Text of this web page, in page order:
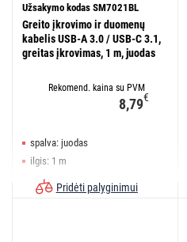
Užsakymo kodas SM7021BL
Greito įkrovimo ir duomenų
kabelis USB-A 3.0 / USB-C 3.1,
greitas įkrovimas, 1 m, juodas
Rekomend. kaina su PVM
8,79€
spalva: juodas
ilgis: 1 m
jungtys: A kištukas – C kištukas
Pridėti palyginimui